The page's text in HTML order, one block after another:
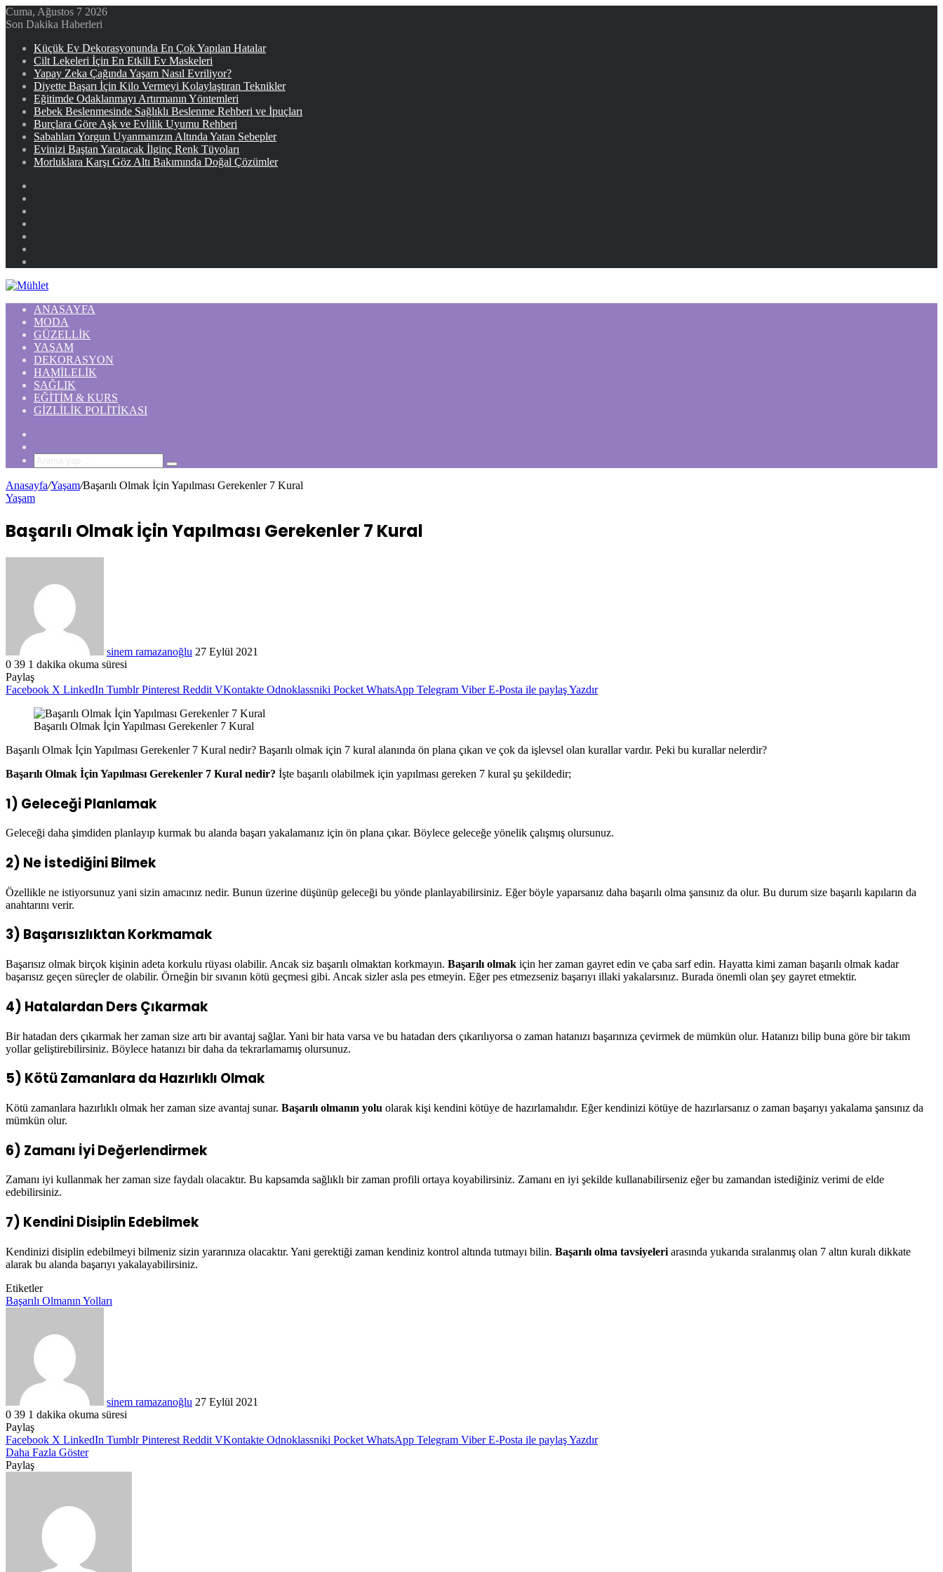
Cuma, Ağustos 7 2026
Son Dakika Haberleri
Küçük Ev Dekorasyonunda En Çok Yapılan Hatalar
Cilt Lekeleri İçin En Etkili Ev Maskeleri
Yapay Zeka Çağında Yaşam Nasıl Evriliyor?
Diyette Başarı İçin Kilo Vermeyi Kolaylaştıran Teknikler
Eğitimde Odaklanmayı Artırmanın Yöntemleri
Bebek Beslenmesinde Sağlıklı Beslenme Rehberi ve İpuçları
Burçlara Göre Aşk ve Evlilik Uyumu Rehberi
Sabahları Yorgun Uyanmanızın Altında Yatan Sebepler
Evinizi Baştan Yaratacak İlginç Renk Tüyoları
Morluklara Karşı Göz Altı Bakımında Doğal Çözümler
ANASAYFA
MODA
GÜZELLIK
YAŞAM
DEKORASYON
HAMILELIK
SAĞLIK
EĞITIM & KURS
GIZLILIK POLITIKASI
Arama
yap
...
Anasayfa/Yaşam/Başarılı Olmak İçin Yapılması Gerekenler 7 Kural
Yaşam
Başarılı Olmak İçin Yapılması Gerekenler 7 Kural
sinem ramazanoğlu 27 Eylül 2021
0 39 1 dakika okuma süresi
Paylaş
Facebook X LinkedIn Tumblr Pinterest Reddit VKontakte Odnoklassniki Pocket WhatsApp Telegram Viber E-Posta ile paylaşYazdır
Başarılı Olmak İçin Yapılması Gerekenler 7 Kural
Başarılı Olmak İçin Yapılması Gerekenler 7 Kural nedir? Başarılı olmak için 7 kural alanında ön plana çıkan ve çok da işlevsel olan kurallar vardır. Peki bu kurallar nelerdir?
Başarılı Olmak İçin Yapılması Gerekenler 7 Kural nedir? İşte başarılı olabilmek için yapılması gereken 7 kural şu şekildedir;
1) Geleceği Planlamak
Geleceği daha şimdiden planlayıp kurmak bu alanda başarı yakalamanız için ön plana çıkar. Böylece geleceğe yönelik çalışmış olursunuz.
2) Ne İstediğini Bilmek
Özellikle ne istiyorsunuz yani sizin amacınız nedir. Bunun üzerine düşünüp geleceği bu yönde planlayabilirsiniz. Eğer böyle yaparsanız daha başarılı olma şansınız da olur. Bu durum size başarılı kapıların da
anahtarını verir.
3) Başarısızlıktan Korkmamak
Başarısız olmak birçok kişinin adeta korkulu rüyası olabilir. Ancak siz başarılı olmaktan korkmayın. Başarılı olmak için her zaman gayret edin ve çaba sarf edin. Hayatta kimi zaman başarılı olmak kadar
başarısız geçen süreçler de olabilir. Örneğin bir sıvanın kötü geçmesi gibi. Ancak sizler asla pes etmeyin. Eğer pes etmezseniz başarıyı illaki yakalarsınız. Burada önemli olan şey gayret etmektir.
4) Hatalardan Ders Çıkarmak
Bir hatadan ders çıkarmak her zaman size artı bir avantaj sağlar. Yani bir hata varsa ve bu hatadan ders çıkarılıyorsa o zaman hatanızı başarınıza çevirmek de mümkün olur. Hatanızı bilip buna göre bir takım
yollar geliştirebilirsiniz. Böylece hatanızı bir daha da tekrarlamamış olursunuz.
5) Kötü Zamanlara da Hazırlıklı Olmak
Kötü zamanlara hazırlıklı olmak her zaman size avantaj sunar. Başarılı olmanın yolu olarak kişi kendini kötüye de hazırlamalıdır. Eğer kendinizi kötüye de hazırlarsanız o zaman başarıyı yakalama şansınız da
mümkün olur.
6) Zamanı İyi Değerlendirmek
Zamanı iyi kullanmak her zaman size faydalı olacaktır. Bu kapsamda sağlıklı bir zaman profili ortaya koyabilirsiniz. Zamanı en iyi şekilde kullanabilirseniz eğer bu zamandan istediğiniz verimi de elde
edebilirsiniz.
7) Kendini Disiplin Edebilmek
Kendinizi disiplin edebilmeyi bilmeniz sizin yararınıza olacaktır. Yani gerektiği zaman kendiniz kontrol altında tutmayı bilin. Başarılı olma tavsiyeleri arasında yukarıda sıralanmış olan 7 altın kuralı dikkate
alarak bu alanda başarıyı yakalayabilirsiniz.
Etiketler
Başarılı Olmanın Yolları
sinem ramazanoğlu 27 Eylül 2021
0 39 1 dakika okuma süresi
Paylaş
Facebook X LinkedIn Tumblr Pinterest Reddit VKontakte Odnoklassniki Pocket WhatsApp Telegram Viber E-Posta ile paylaşYazdır
Daha Fazla Göster
Paylaş